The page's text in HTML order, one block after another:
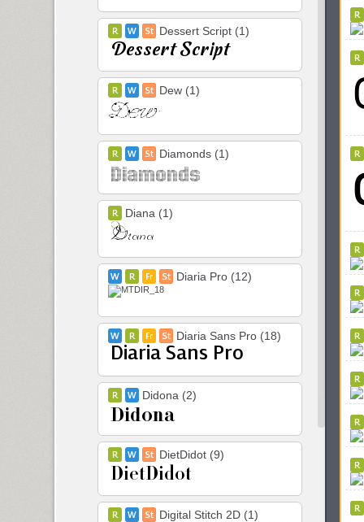
Dessert Script (1)
Dew (1)
Diamonds (1)
Diana (1)
Diaria Pro (12)
Diaria Sans Pro (18)
Didona (2)
DietDidot (9)
Digital Stitch 2D (1)